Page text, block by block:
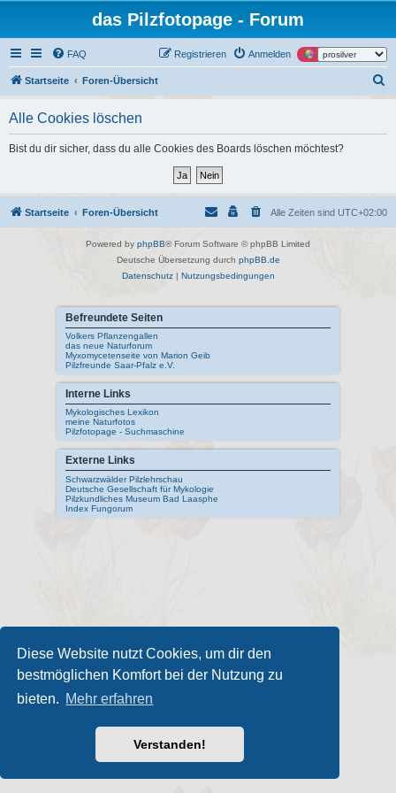
Diese Website nutzt Cookies, um dir den
bestmöglichen Komfort bei der Nutzung zu
bieten. Mehr erfahren
Verstanden!
das Pilzfotopage - Forum
FAQ Anmelden
Registrieren
Startseite Foren-Übersicht
u
Alle Cookies löschen
Bist du dir sicher, dass du alle Cookies des Boards löschen möchtest?
Startseite Foren-Übersicht Alle Zeiten sind UTC+02:00
Powered by phpBB® Forum Software © phpBB Limited
Deutsche Übersetzung durch phpBB.de
Datenschutz| Nutzungsbedingungen
Befreundete Seiten
Volkers Pflanzengallen
das neue Naturforum
Myxomycetenseite von Marion Geib
Pilzfreunde Saar-Pfalz e.V.
Interne Links
Mykologisches Lexikon
meine Naturfotos
Pilzfotopage - Suchmaschine
Externe Links
Schwarzwälder Pilzlehrschau
Deutsche Gesellschaft für Mykologie
Pilzkundliches Museum Bad Laasphe
Index Fungorum